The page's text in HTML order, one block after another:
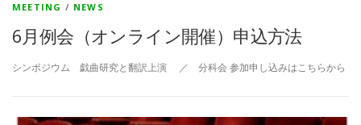
MEETING / NEWS
6月例会（オンライン開催）申込方法
シンポジウム 戯曲研究と翻訳上演 ／ 分科会 参加申し込みはこちらから